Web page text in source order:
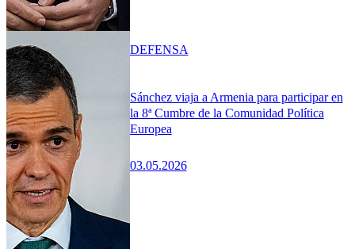
Sánchez viaja a Armenia para participar en
la 8ª Cumbre de la Comunidad Política
Europea
03.05.2026
DEFENSA